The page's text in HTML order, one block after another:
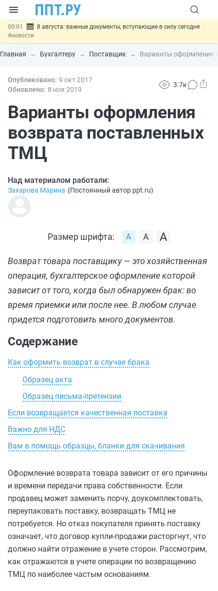
00:01
8 августа: важные документы, вступающие в силу сегодня
#новости
07.08 Подписан закон о блокировке продажи опасных товаров через
«Честный знак»#новости
07.08 Госпошлину за устранение ошибок в документах предлагают
отменить#новости
отношений
Главная Бухгалтеру Поставщик Варианты оформления
Опубликовано: 9 окт2017
Обновлено: 8 ноя 2019
3.7к
Варианты оформления
возврата поставленных
ТМЦ
Над материалом работали:
Захарова Марина (Постоянный автор ppt.ru)
Размер шрифта:
Возврат товара поставщику — это хозяйственная
операция, бухгалтерское оформление которой
зависит от того, когда был обнаружен брак: во
время приемки или после нее. В любом случае
придется подготовить много документов.
Содержание
Как оформить возврат в случае брака
Образец акта
Образец письма-претензии
Если возвращается качественная поставка
Важно для НДС
Вам в помощь образцы, бланки для скачивания
Оформление возврата товара зависит от его причины
и времени передачи права собственности. Если
продавец может заменить порчу, доукомплектовать,
переупаковать поставку, возвращать ТМЦ не
потребуется. Но отказ покупателя принять поставку
означает, что договор купли-продажи расторгнут, что
должно найти отражение в учете сторон. Рассмотрим,
как отражаются в учете операции по возвращению
ТМЦ по наиболее частым основаниям.